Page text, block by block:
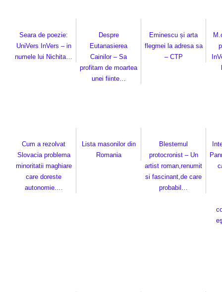
Seara de poezie:
UniVers InVers – in
numele lui Nichita…
Despre
Eutanasierea
Cainilor – Sa
profitam de moartea
unei fiinte…
Eminescu și arta
flegmei la adresa sa
– CTP
Cum a rezolvat
Slovacia problema
minoritatii maghiare
care doreste
autonomie.…
Lista masonilor din
Romania
Blestemul
protocronist – Un
artist roman,renumit
si fascinant,de care
probabil…